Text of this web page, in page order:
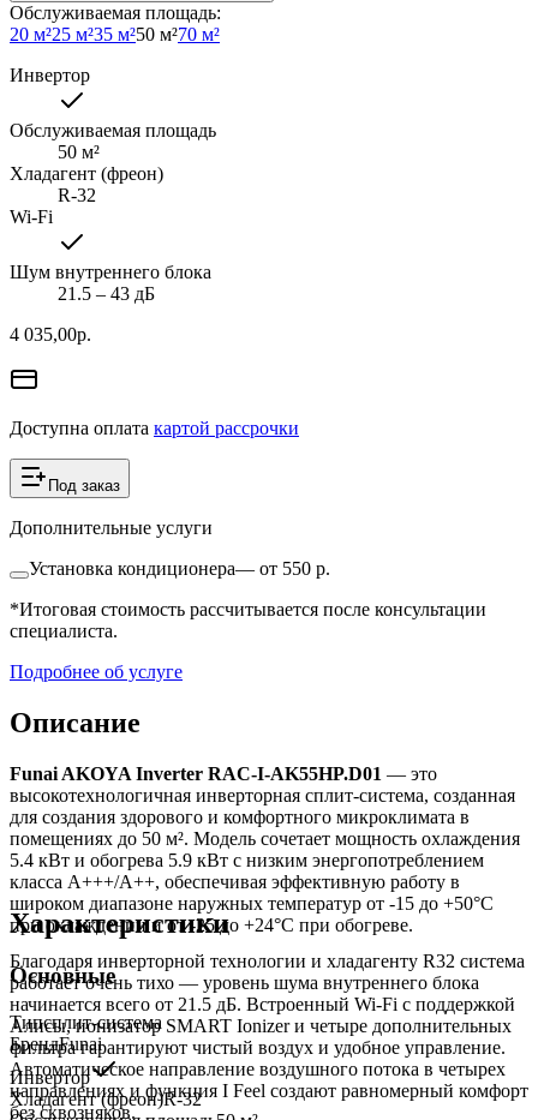
Обслуживаемая площадь:
20 м²25 м²35 м²50 м²70 м²
Инвертор
Обслуживаемая площадь
50 м²
Хладагент (фреон)
R-32
Wi-Fi
Шум внутреннего блока
21.5 ‒ 43 дБ
4 035,00р.
Доступна оплата картой рассрочки
Под заказ
Дополнительные услуги
Установка кондиционера— от 550 р.
*Итоговая стоимость рассчитывается после консультации
специалиста.
Подробнее об услуге
Описание
Funai AKOYA Inverter RAC-I-AK55HP.D01 — это
высокотехнологичная инверторная сплит-система, созданная
для создания здорового и комфортного микроклимата в
помещениях до 50 м². Модель сочетает мощность охлаждения
5.4 кВт и обогрева 5.9 кВт с низким энергопотреблением
класса A+++/A++, обеспечивая эффективную работу в
широком диапазоне наружных температур от -15 до +50°C
при охлаждении и от -25 до +24°C при обогреве.
Благодаря инверторной технологии и хладагенту R32 система
работает очень тихо — уровень шума внутреннего блока
начинается всего от 21.5 дБ. Встроенный Wi-Fi с поддержкой
Алисы, ионизатор SMART Ionizer и четыре дополнительных
фильтра гарантируют чистый воздух и удобное управление.
Автоматическое направление воздушного потока в четырех
направлениях и функция I Feel создают равномерный комфорт
без сквозняков.
Характеристики
Основные
Типсплит-система
БрендFunai
Инвертор
Хладагент (фреон)R-32